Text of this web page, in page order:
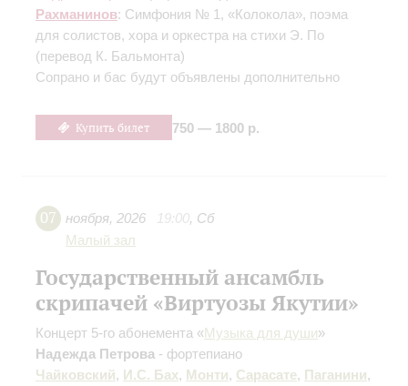
Рахманинов: Симфония № 1, «Колокола», поэма
для солистов, хора и оркестра на стихи Э. По
(перевод К. Бальмонта)
Сопрано и бас будут объявлены дополнительно
Купить билет 750 — 1800 р.
07 ноября, 2026 19:00, Сб
Малый зал
Государственный ансамбль
скрипачей «Виртуозы Якутии»
Концерт 5-го абонемента «Музыка для души»
Надежда Петрова - фортепиано
Чайковский, И.С. Бах, Монти, Сарасате, Паганини,